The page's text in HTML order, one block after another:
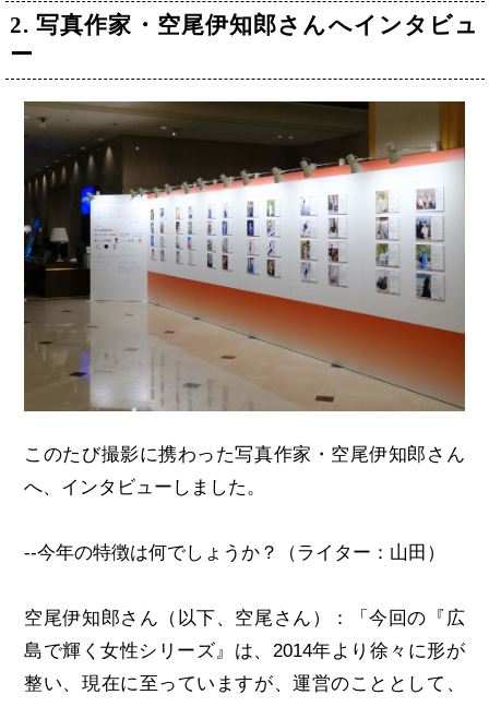
2. 写真作家・空尾伊知郎さんへインタビュ
ー
このたび撮影に携わった写真作家・空尾伊知郎さん
へ、インタビューしました。
--今年の特徴は何でしょうか？（ライター：山田）
空尾伊知郎さん（以下、空尾さん）：「今回の『広
島で輝く女性シリーズ』は、2014年より徐々に形が
整い、現在に至っていますが、運営のこととして、